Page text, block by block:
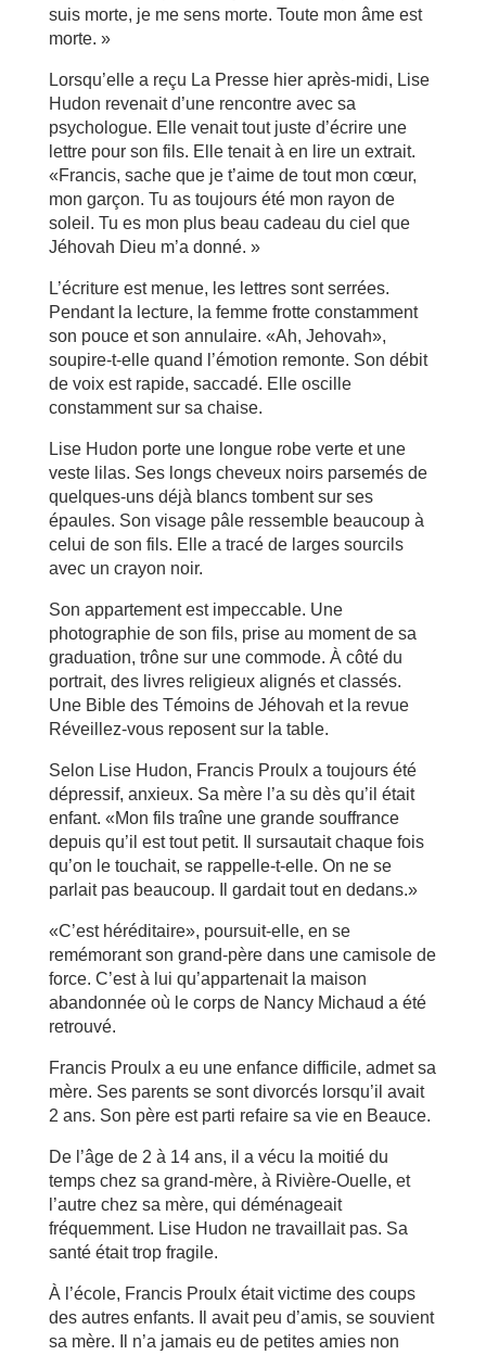
suis morte, je me sens morte. Toute mon âme est
morte. »
Lorsqu’elle a reçu La Presse hier après-midi, Lise
Hudon revenait d’une rencontre avec sa
psychologue. Elle venait tout juste d’écrire une
lettre pour son fils. Elle tenait à en lire un extrait.
«Francis, sache que je t’aime de tout mon cœur,
mon garçon. Tu as toujours été mon rayon de
soleil. Tu es mon plus beau cadeau du ciel que
Jéhovah Dieu m’a donné. »
L’écriture est menue, les lettres sont serrées.
Pendant la lecture, la femme frotte constamment
son pouce et son annulaire. «Ah, Jehovah»,
soupire-t-elle quand l’émotion remonte. Son débit
de voix est rapide, saccadé. Elle oscille
constamment sur sa chaise.
Lise Hudon porte une longue robe verte et une
veste lilas. Ses longs cheveux noirs parsemés de
quelques-uns déjà blancs tombent sur ses
épaules. Son visage pâle ressemble beaucoup à
celui de son fils. Elle a tracé de larges sourcils
avec un crayon noir.
Son appartement est impeccable. Une
photographie de son fils, prise au moment de sa
graduation, trône sur une commode. À côté du
portrait, des livres religieux alignés et classés.
Une Bible des Témoins de Jéhovah et la revue
Réveillez-vous reposent sur la table.
Selon Lise Hudon, Francis Proulx a toujours été
dépressif, anxieux. Sa mère l’a su dès qu’il était
enfant. «Mon fils traîne une grande souffrance
depuis qu’il est tout petit. Il sursautait chaque fois
qu’on le touchait, se rappelle-t-elle. On ne se
parlait pas beaucoup. Il gardait tout en dedans.»
«C’est héréditaire», poursuit-elle, en se
remémorant son grand-père dans une camisole de
force. C’est à lui qu’appartenait la maison
abandonnée où le corps de Nancy Michaud a été
retrouvé.
Francis Proulx a eu une enfance difficile, admet sa
mère. Ses parents se sont divorcés lorsqu’il avait
2 ans. Son père est parti refaire sa vie en Beauce.
De l’âge de 2 à 14 ans, il a vécu la moitié du
temps chez sa grand-mère, à Rivière-Ouelle, et
l’autre chez sa mère, qui déménageait
fréquemment. Lise Hudon ne travaillait pas. Sa
santé était trop fragile.
À l’école, Francis Proulx était victime des coups
des autres enfants. Il avait peu d’amis, se souvient
sa mère. Il n’a jamais eu de petites amies non